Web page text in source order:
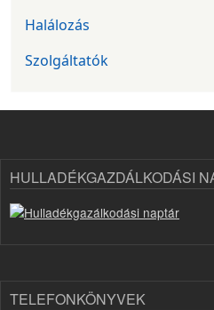
Halálozás
Szolgáltatók
HULLADÉKGAZDÁLKODÁSI
TELEFONKÖNYVEK